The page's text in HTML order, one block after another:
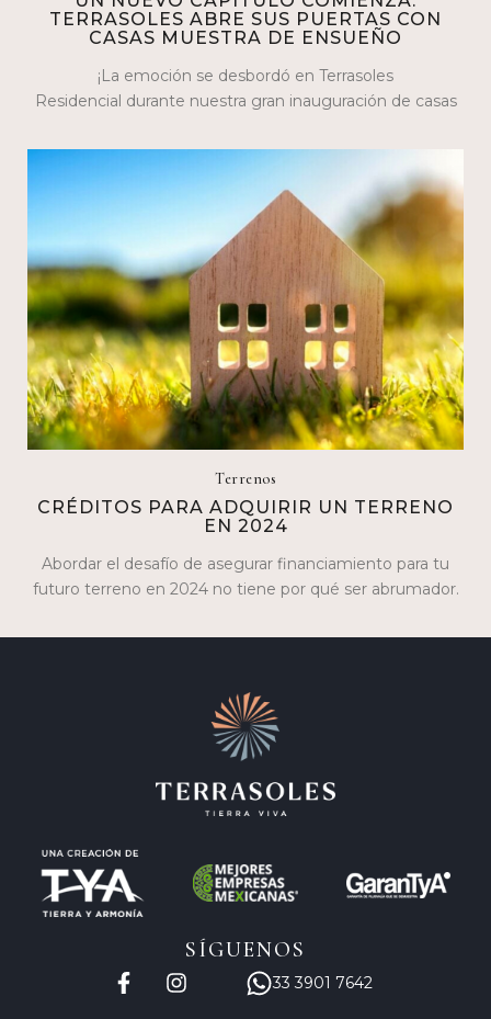
TERRASOLES ABRE SUS PUERTAS CON
CASAS MUESTRA DE ENSUEÑO
¡La emoción se desbordó en Terrasoles
Residencial durante nuestra gran inauguración de casas
Terrenos
CRÉDITOS PARA ADQUIRIR UN TERRENO
EN 2024
Abordar el desafío de asegurar financiamiento para tu
futuro terreno en 2024 no tiene por qué ser abrumador.
SÍGUENOS
33 3901 7642